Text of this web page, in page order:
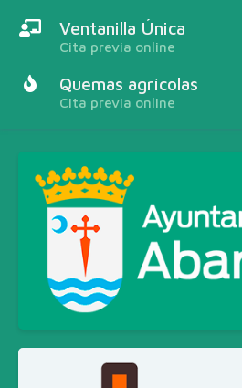
Ventanilla Única
Cita previa online
Quemas agrícolas
Cita previa online